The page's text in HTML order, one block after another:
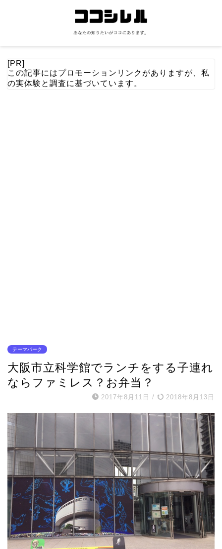
[PR]
この記事にはプロモーションリンクがありますが、私
の実体験と調査に基づいています。
テーマパーク
大阪市立科学館でランチをする子連れ
ならファミレス？お弁当？
2017年8月11日 / 2018年8月13日